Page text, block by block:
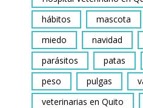
hábitos
mascota
miedo
navidad
parásitos
patas
peso
pulgas
veterinarias en Quito